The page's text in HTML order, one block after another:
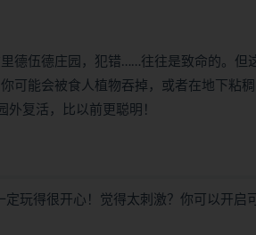
德伍德庄园，犯错……往往是致命的。但
可能会被食人植物吞掉，或者在地下粘稠
复活，比以前更聪明！
玩得很开心！觉得太刺激？你可以开启